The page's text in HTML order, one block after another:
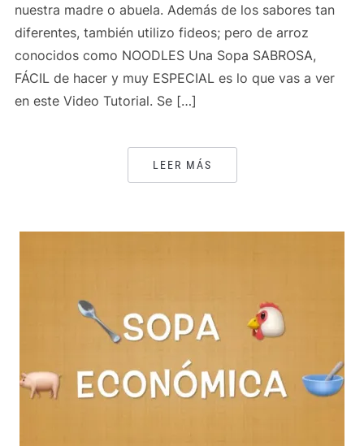
nuestra madre o abuela. Además de los sabores tan
diferentes, también utilizo fideos; pero de arroz
conocidos como NOODLES Una Sopa SABROSA,
FÁCIL de hacer y muy ESPECIAL es lo que vas a ver
en este Video Tutorial. Se […]
LEER MÁS